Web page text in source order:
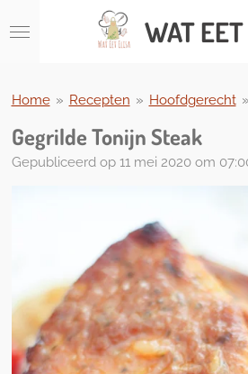
direct
hoofdinhoud
WAT
Home » Recepten » Hoofdgerecht »
Gegrilde Tonijn Steak
Gepubliceerd op 11 mei 2020 om